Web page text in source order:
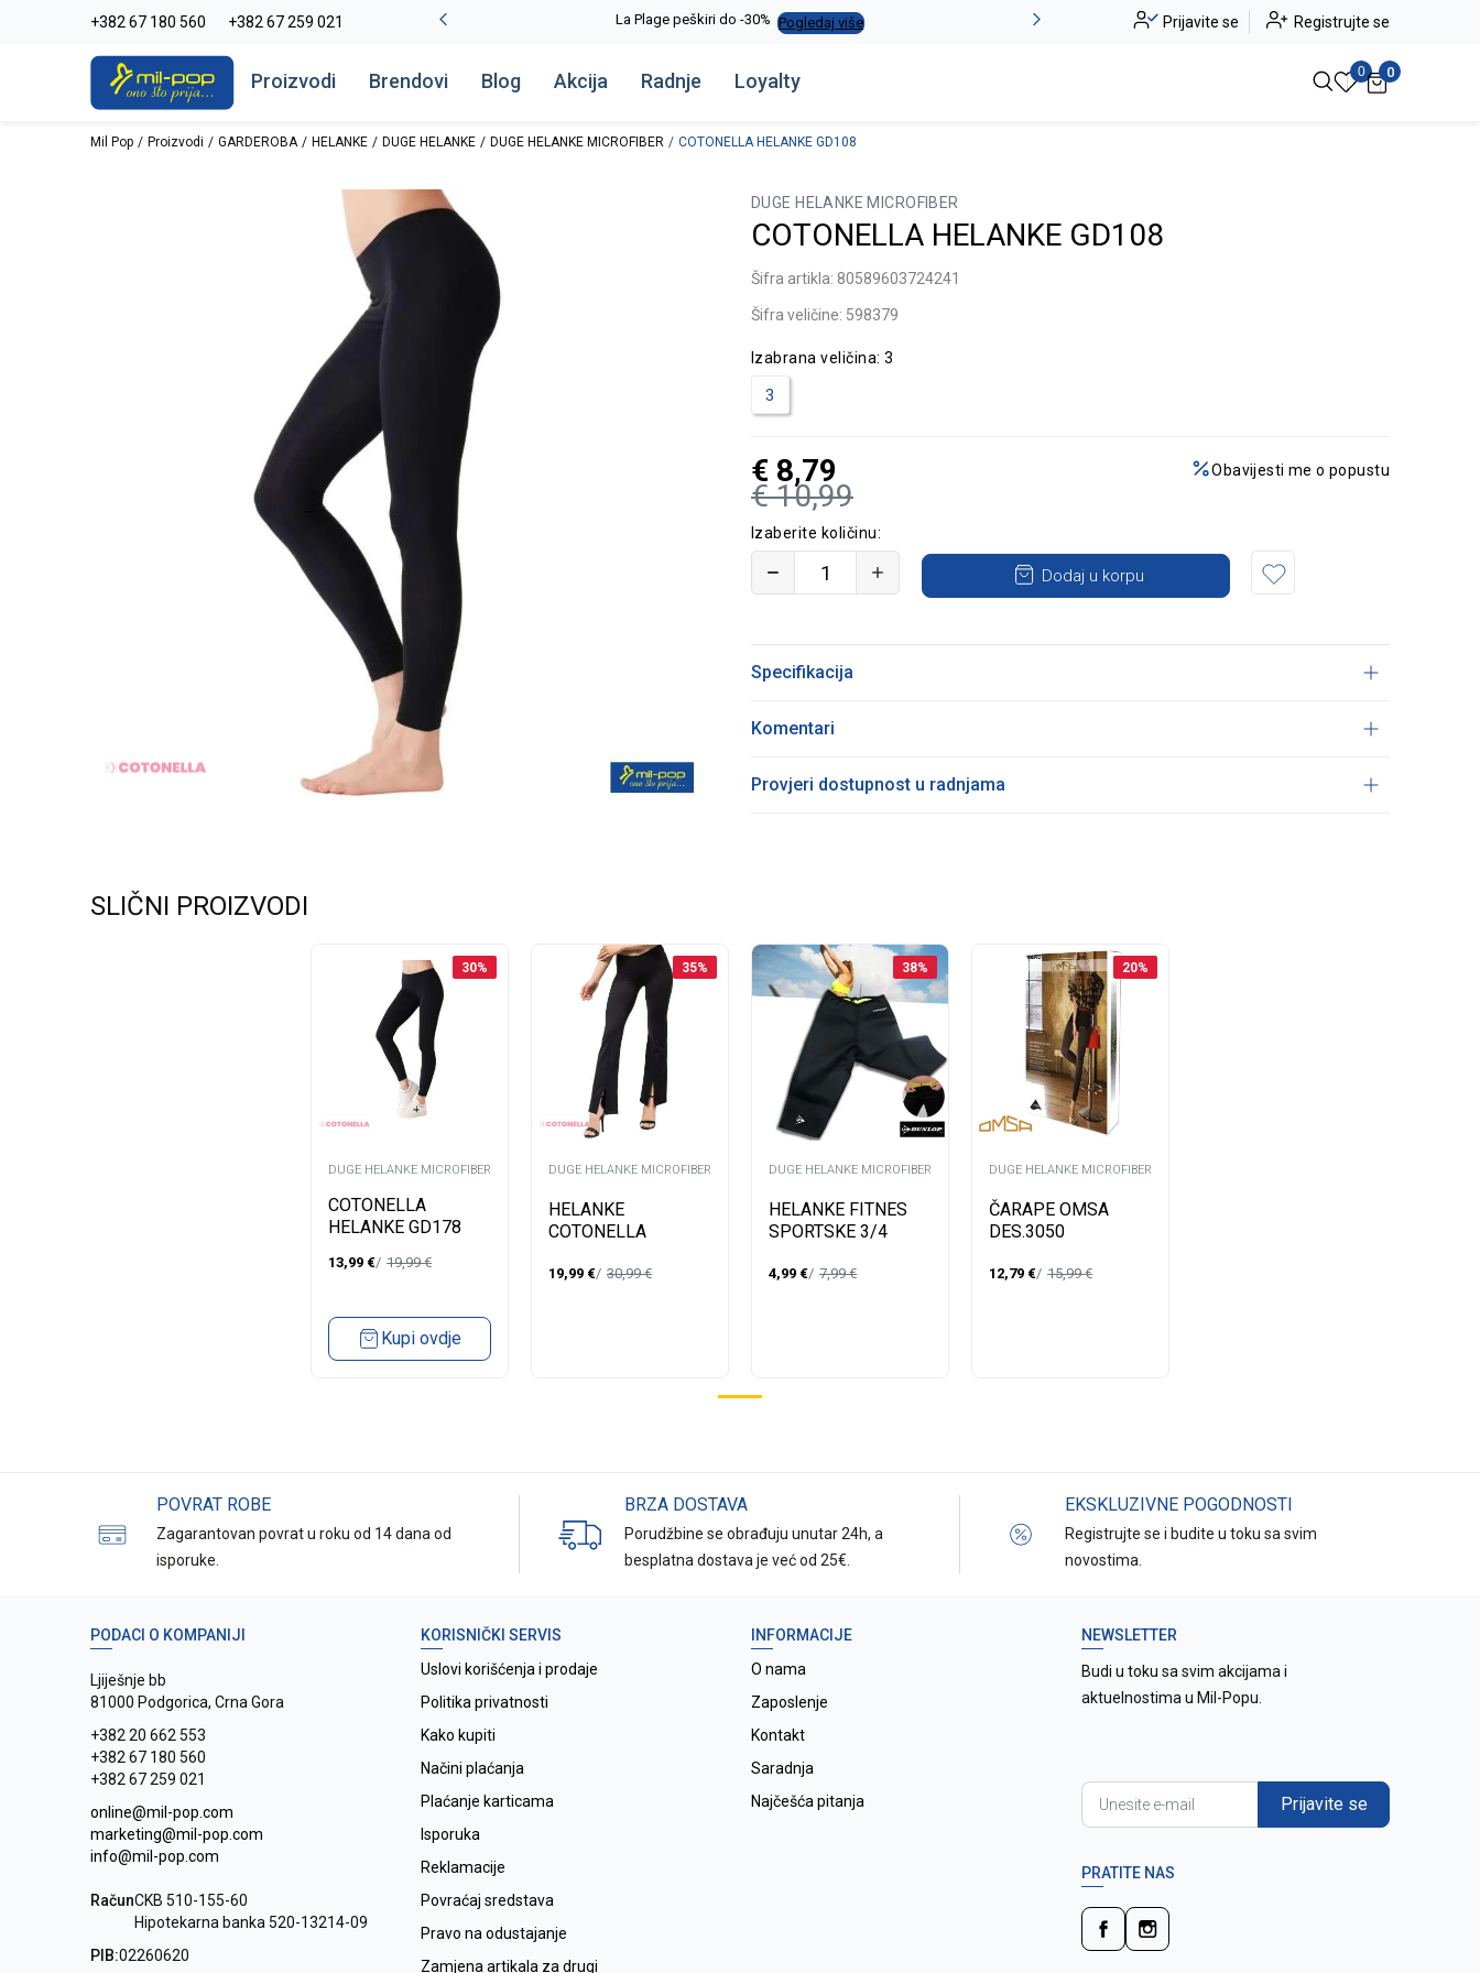
+382 67 180 560 +382 67 259 021
-20% na kompletan asortiman Pogledaj više La Plage peškiri do -30% Pogledaj više Alma Ras do -50% Pogledaj više
Prijavite se Registrujte se
Proizvodi Brendovi Blog Akcija Radnje Loyalty 0 0
Mil Pop Proizvodi GARDEROBA HELANKE DUGE HELANKE DUGE HELANKE MICROFIBER COTONELLA HELANKE GD108
DUGE HELANKE MICROFIBER
COTONELLA HELANKE GD108
Šifra artikla: 80589603724241
Šifra veličine: 598379
Izabrana veličina:3
3
€ 10,99
€ 8,79 Obavijesti me o popustu
Izaberite količinu:
Dodaj u korpu
Specifikacija
Komentari
Provjeri dostupnost u radnjama
SLIČNI PROIZVODI
30%
DUGE HELANKE MICROFIBER
COTONELLA
HELANKE GD178
13,99 € 19,99€
Kupi ovdje
35%
DUGE HELANKE MICROFIBER
HELANKE
COTONELLA
19,99 € 30,99€
38%
DUGE HELANKE MICROFIBER
HELANKE FITNES
SPORTSKE 3/4
4,99 € 7,99€
20%
DUGE HELANKE MICROFIBER
ČARAPE OMSA
DES.3050
12,79 € 15,99€
POVRAT ROBE
Zagarantovan povrat u roku od 14 dana od
isporuke.
BRZA DOSTAVA
Porudžbine se obrađuju unutar 24h, a
besplatna dostava je već od 25€.
EKSKLUZIVNE POGODNOSTI
Registrujte se i budite u toku sa svim
novostima.
PODACI O KOMPANIJI
Ljiješnje bb
81000 Podgorica, Crna Gora
+382 20 662 553
+382 67 180 560
+382 67 259 021
online@mil-pop.com
marketing@mil-pop.com
info@mil-pop.com
RačunCKB 510-155-60
Hipotekarna banka 520-13214-09
PIB:02260620
KORISNIČKI SERVIS
Uslovi korišćenja i prodaje
Politika privatnosti
Kako kupiti
Načini plaćanja
Plaćanje karticama
Isporuka
Reklamacije
Povraćaj sredstava
Pravo na odustajanje
Zamjena artikala za drugi
INFORMACIJE
O nama
Zaposlenje
Kontakt
Saradnja
Najčešća pitanja
NEWSLETTER
Budi u toku sa svim akcijama i
aktuelnostima u Mil-Popu.
Prijavite se
PRATITE NAS